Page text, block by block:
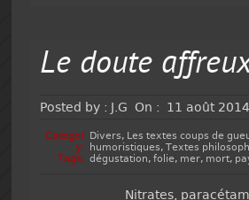
Le doute
Posted by : J.G On : 11 août 2014
Categor
y:
Divers, Les textes coups de
humoristiques,Textes
Tags: dégustation,folie, mer, mort,
Nitrates,